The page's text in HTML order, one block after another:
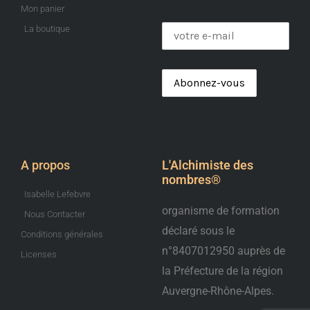
Mon panier
La boutique
A propos
Isabelle Lefebvre
Nous Contacter
Conditions générales
Licenses
L'Alchimiste des
nombres®️
organisme de formation
déclaré sous le
n°8407012950 auprès de
la Préfecture de la région
Auvergne-Rhône-Alpes.